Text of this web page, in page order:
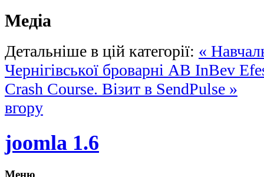
Медіа
Детальніше в цій категорії: «
Чернігівської броварні AB InBev
Crash Course. Візит в SendPulse »
вгору
joomla 1.6
Меню